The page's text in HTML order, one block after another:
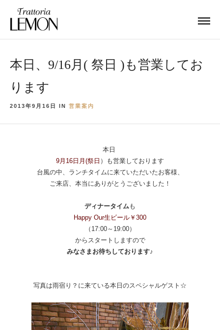
本日、9/16月( 祭日 )も営業してお
ります
2013年9月16日 IN 営業案内
本日
9月16日月(祭日 ）も営業しております
台風の中、ランチタイムに来ていただいたお客様、
ご来店、本当にありがとうございました！
ディナータイムも
Happy Our生ビール￥300
（17:00～19:00）
からスタートしますので
みなさまお待ちしております♪
写真は雨宿り？に来ている本日のスペシャルゲスト☆